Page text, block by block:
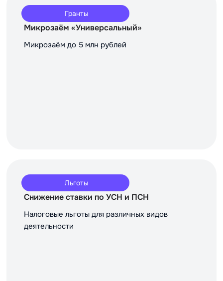
Гранты
Микрозаём «Универсальный»
Микрозаём до 5 млн рублей
Льготы
Снижение ставки по УСН и ПСН
Налоговые льготы для различных видов
деятельности